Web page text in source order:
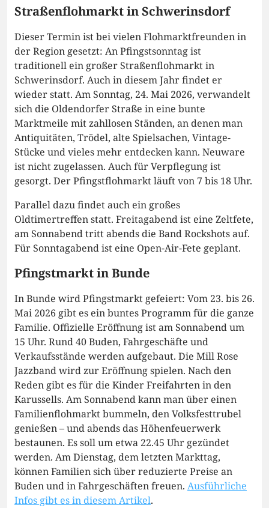
Straßenflohmarkt in Schwerinsdorf
Dieser Termin ist bei vielen Flohmarktfreunden in
der Region gesetzt: An Pfingstsonntag ist
traditionell ein großer Straßenflohmarkt in
Schwerinsdorf. Auch in diesem Jahr findet er
wieder statt. Am Sonntag, 24. Mai 2026, verwandelt
sich die Oldendorfer Straße in eine bunte
Marktmeile mit zahllosen Ständen, an denen man
Antiquitäten, Trödel, alte Spielsachen, Vintage-
Stücke und vieles mehr entdecken kann. Neuware
ist nicht zugelassen. Auch für Verpflegung ist
gesorgt. Der Pfingstflohmarkt läuft von 7 bis 18 Uhr.
Parallel dazu findet auch ein großes
Oldtimertreffen statt. Freitagabend ist eine Zeltfete,
am Sonnabend tritt abends die Band Rockshots auf.
Für Sonntagabend ist eine Open-Air-Fete geplant.
Pfingstmarkt in Bunde
In Bunde wird Pfingstmarkt gefeiert: Vom 23. bis 26.
Mai 2026 gibt es ein buntes Programm für die ganze
Familie. Offizielle Eröffnung ist am Sonnabend um
15 Uhr. Rund 40 Buden, Fahrgeschäfte und
Verkaufsstände werden aufgebaut. Die Mill Rose
Jazzband wird zur Eröffnung spielen. Nach den
Reden gibt es für die Kinder Freifahrten in den
Karussells. Am Sonnabend kann man über einen
Familienflohmarkt bummeln, den Volksfesttrubel
genießen – und abends das Höhenfeuerwerk
bestaunen. Es soll um etwa 22.45 Uhr gezündet
werden. Am Dienstag, dem letzten Markttag,
können Familien sich über reduzierte Preise an
Buden und in Fahrgeschäften freuen. Ausführliche
Infos gibt es in diesem Artikel.